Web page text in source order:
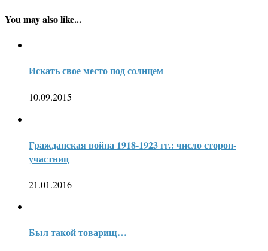
You may also like...
Искать свое место под солнцем
10.09.2015
Гражданская война 1918-1923 гг.: число сторон-
участниц
21.01.2016
Был такой товарищ…